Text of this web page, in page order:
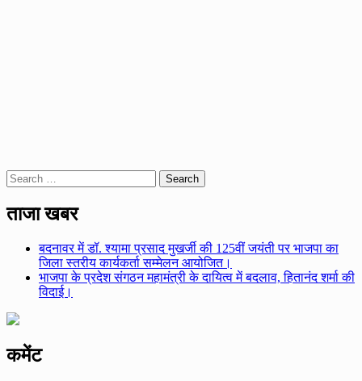
Search
for:
ताजा खबर
बदनावर में डॉ. श्यामा प्रसाद मुखर्जी की 125वीं जयंती पर भाजपा का
जिला स्तरीय कार्यकर्ता सम्मेलन आयोजित।
भाजपा के प्रदेश संगठन महामंत्री के दायित्व में बदलाव, हितानंद शर्मा की
विदाई।
कमेंट